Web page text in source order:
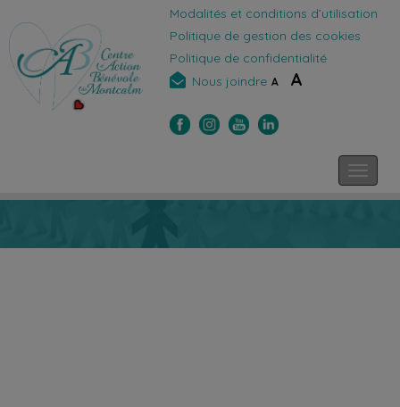
Modalités et conditions d’utilisation
Politique de gestion des cookies
Politique de confidentialité
Nous joindre A A